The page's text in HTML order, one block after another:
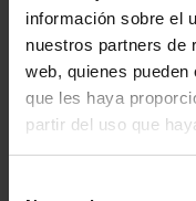
información sobre el
nuestros partners de
web, quienes
que les haya
partir del uso que